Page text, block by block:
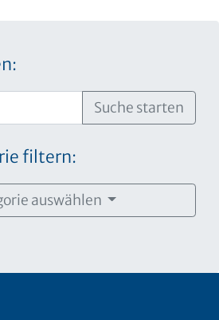
Suche starten
filtern:
auswählen